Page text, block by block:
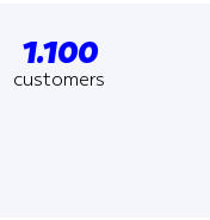
1.100
customers